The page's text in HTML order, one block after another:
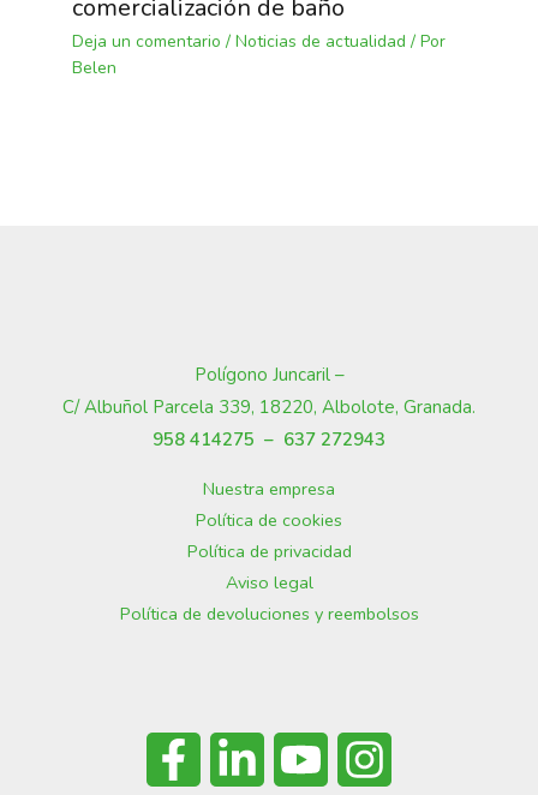
comercialización de baño
Deja un comentario / Noticias de actualidad / Por
Belen
Polígono Juncaril –
C/ Albuñol Parcela 339, 18220, Albolote, Granada.
958 414275 – 637 272943
Nuestra empresa
Política de cookies
Política de privacidad
Aviso legal
Política de devoluciones y reembolsos